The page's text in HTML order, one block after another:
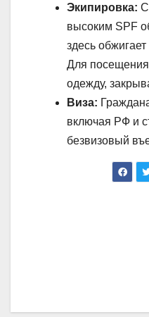
Экипировка:
высоким SPF
здесь
Для посещения
одежду,
Виза:
включая РФ и
безвизовый